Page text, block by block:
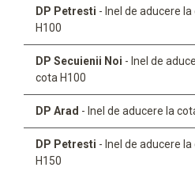
DP Petresti - Inel de aducere
H100
DP Secuienii Noi - Inel de
cota H100
DP Arad - Inel de aducere la
DP Petresti - Inel de aducere
H150